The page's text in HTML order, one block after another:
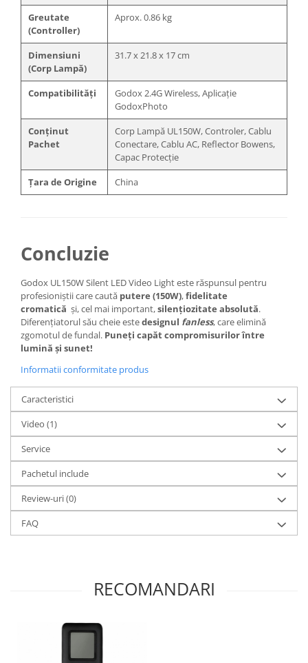
Greutate
(Controller)
Aprox. 0.86 kg
Dimensiuni
(Corp Lampă)
31.7 x 21.8 x 17 cm
Compatibilități
Godox 2.4G Wireless, Aplicație
GodoxPhoto
Conținut
Pachet
Corp Lampă UL150W, Controler, Cablu
Conectare, Cablu AC, Reflector Bowens,
Capac Protecție
Țara de Origine
China
Concluzie
Godox UL150W Silent LED Video Light este răspunsul pentru
profesioniștii care caută putere (150W),fidelitate
cromatică și, cel mai important,silențiozitate absolută.
Diferențiatorul său cheie estedesignul fanless, care elimină
zgomotul de fundal. Puneți capăt compromisurilor între
lumină și sunet!
Informatii conformitate produs
Caracteristici
Video (1)
Service
Pachetul include
Review-uri(0)
FAQ
RECOMANDARI